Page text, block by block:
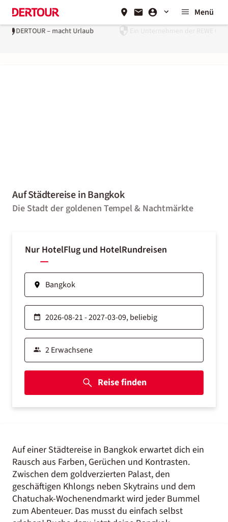
Menü
Ein Unternehmen der
Auf Städtereise in Bangkok
Die Stadt der goldenen Tempel & Nachtmärkte
Nur HotelFlug und HotelRundreisen
Reise finden
Auf einer Städtereise in Bangkok erwartet dich ein
Rausch aus Farben, Gerüchen und Kontrasten.
Zwischen dem goldverzierten Palast, den
geschäftigen Khlongs neben Skytrains und dem
Chatuchak-Wochenendmarkt wird jeder Bummel
zum Abenteuer. Das musst du einfach selbst